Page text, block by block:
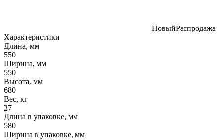
НовыйРаспродажа
Характеристики
Длина, мм
550
Ширина, мм
550
Высота, мм
680
Вес, кг
27
Длина в упаковке, мм
580
Ширина в упаковке, мм